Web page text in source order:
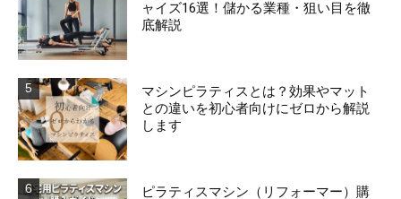
ャイズ16選！儲かる業種・狙い目を徹
底解説
マシンピラティスとは？効果やマット
との違いを初心者向けにゼロから解説
します
ピラティスマシン（リフォーマー）購